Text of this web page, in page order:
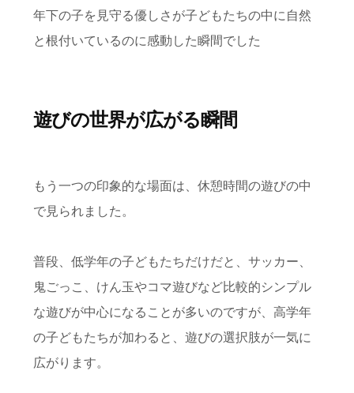
年下の子を見守る優しさが子どもたちの中に自然
と根付いているのに感動した瞬間でした
遊びの世界が広がる瞬間
もう一つの印象的な場面は、休憩時間の遊びの中
で見られました。
普段、低学年の子どもたちだけだと、サッカー、
鬼ごっこ、けん玉やコマ遊びなど比較的シンプル
な遊びが中心になることが多いのですが、高学年
の子どもたちが加わると、遊びの選択肢が一気に
広がります。